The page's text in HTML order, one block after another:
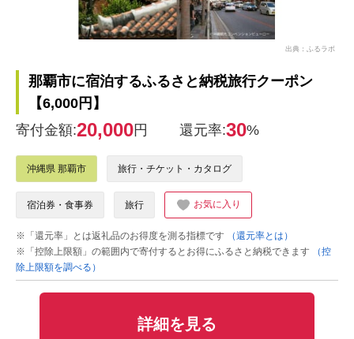
出典：ふるラボ
那覇市に宿泊するふるさと納税旅行クーポン
【6,000円】
寄付金額:20,000円 還元率:30%
沖縄県 那覇市 旅行・チケット・カタログ
宿泊券・食事券 旅行 お気に入り
※「還元率」とは返礼品のお得度を測る指標です
（還元率とは）
※「控除上限額」の範囲内で寄付するとお得にふるさと納税できます
（控
除上限額を調べる）
詳細を見る